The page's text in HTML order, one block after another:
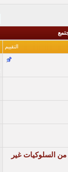
التقييم
من السلوكيات غير